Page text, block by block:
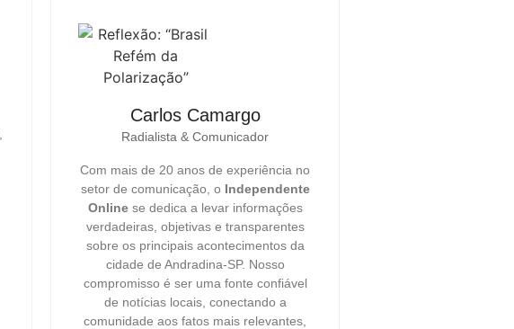
Carlos Camargo
Radialista & Comunicador
Com mais de 20 anos de experiência no
setor de comunicação, o Independente
Onlinese dedica a levar informações
verdadeiras, objetivas e transparentes
sobre os principais acontecimentos da
cidade de Andradina-SP. Nosso
compromisso é ser uma fonte confiável
de notícias locais, conectando a
comunidade aos fatos mais relevantes,